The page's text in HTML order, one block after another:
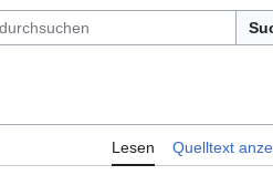
Lesen Quelltext